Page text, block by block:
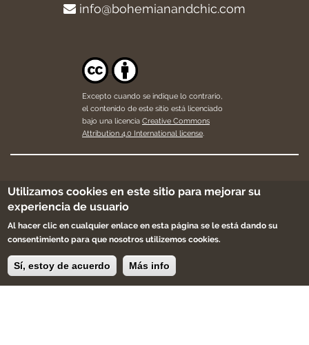
info@bohemianandchic.com
Excepto cuando se indique lo contrario,
el contenido de este sitio está licenciado
bajo una licencia Creative Commons
Attribution 4.0 International license.
Apúntate a la newsletter, sólo te enviaremos
cosas bonitas y buenas noticias.
Utilizamos cookies en este sitio para mejorar su
experiencia de usuario
Al hacer clic en cualquier enlace en esta página se le está dando su
consentimiento para que nosotros utilizemos cookies.
Sí, estoy de acuerdo Más info